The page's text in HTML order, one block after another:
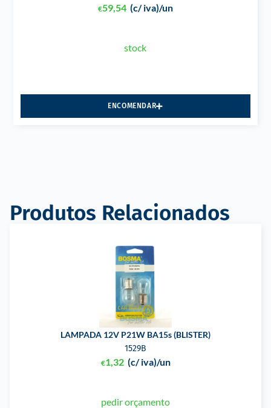
€59,54 (c/ iva)/un
stock
ENCOMENDAR
Produtos Relacionados
LAMPADA 12V P21W BA15s (BLISTER)
1529B
€1,32 (c/ iva)/un
pedir orçamento